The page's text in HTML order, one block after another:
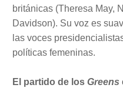
británicas (Theresa May,
Davidson). Su voz es
las voces
políticas femeninas.
El partido de los Greens